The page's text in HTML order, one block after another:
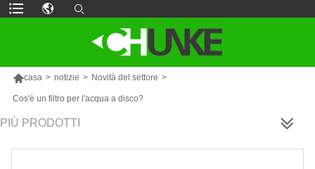
casa > notizie > Novità del settore >
Cos'è un filtro per l'acqua a disco?
PIÙ PRODOTTI